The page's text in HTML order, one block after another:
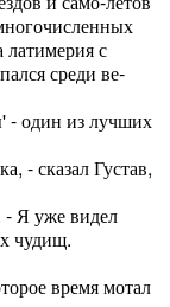
латимерия с
среди ве-
- один из лучших
- сказал Густав,
- Я уже видел
чудищ.
время мотал